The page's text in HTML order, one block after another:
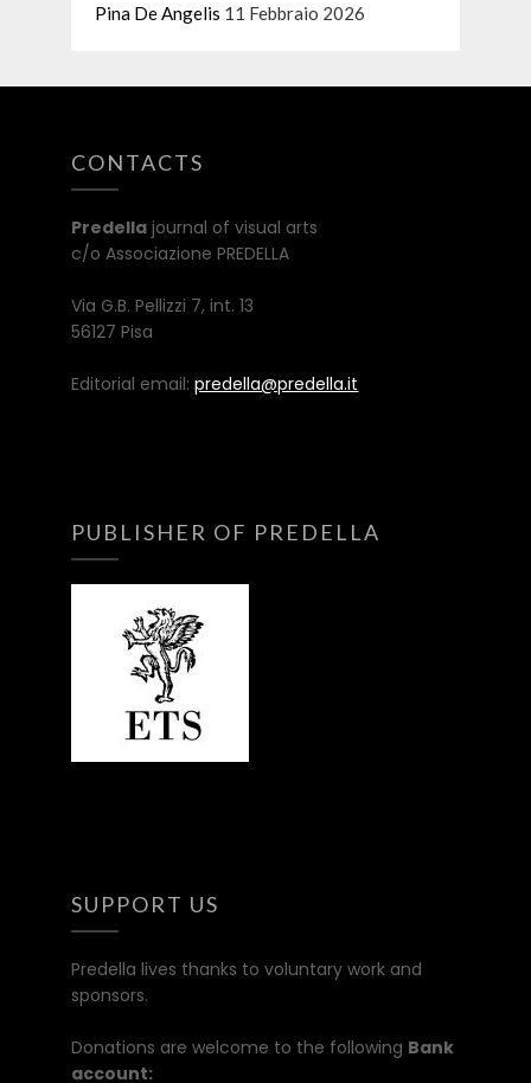
Pina De Angelis 11 Febbraio 2026
CONTACTS
Predella journal of visual arts
c/o Associazione PREDELLA
Via G.B. Pellizzi 7, int. 13
56127 Pisa
Editorial email:predella@predella.it
PUBLISHER OF PREDELLA
SUPPORT US
Predella lives thanks to voluntary work and
sponsors.
Donations are welcome to the following Bank
account: